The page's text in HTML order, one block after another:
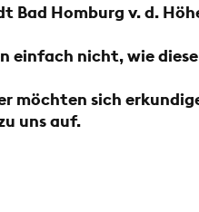
Bad Homburg v. d.
einfach nicht, wie
möchten sich
uns auf.